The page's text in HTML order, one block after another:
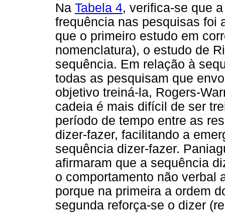
Na Tabela 4, verifica-se que
frequência nas pesquisas foi
que o primeiro estudo em
nomenclatura), o estudo de
sequência. Em relação à
todas as pesquisam que
objetivo treiná-la, Rogers-
cadeia é mais difícil de ser
período de tempo entre as
dizer-fazer, facilitando a
sequência dizer-fazer.
afirmaram que a sequência
o comportamento não verbal
porque na primeira a ordem
segunda reforça-se o dizer